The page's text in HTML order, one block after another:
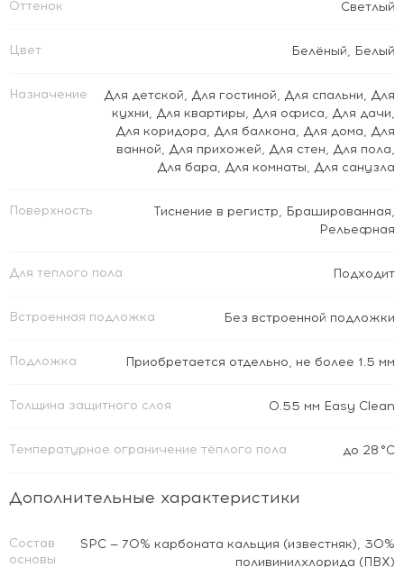
Оттенок Светлый
Цвет Белёный, Белый
Назначение Для детской, Для гостиной, Для спальни, Для
кухни, Для квартиры, Для офиса, Для дачи,
Для коридора, Для балкона, Для дома, Для
ванной, Для прихожей, Для стен, Для пола,
Для бара, Для комнаты, Для санузла
Поверхность Тиснение в регистр, Брашированная,
Рельефная
Для теплого пола Подходит
Встроенная подложка Без встроенной подложки
Подложка Приобретается отдельно, не более 1.5 мм
Толщина защитного слоя 0.55 мм Easy Clean
Температурное ограничение тёплого пола до 28 °C
Дополнительные характеристики
Состав
основы
SPC — 70% карбоната кальция (известняк), 30%
поливинилхлорида (ПВХ)